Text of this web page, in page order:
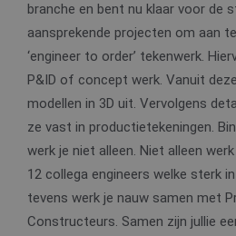
branche en bent nu klaar voor de
aansprekende projecten om aan
‘engineer to order’ tekenwerk.
P&ID of concept werk. Vanuit
modellen in 3D uit. Vervolgens
ze vast in productietekeningen.
werk je niet alleen. Niet alleen
12 collega engineers welke sterk
tevens werk je nauw samen met
Constructeurs. Samen zijn jullie